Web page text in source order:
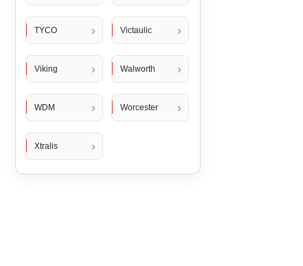
TYCO Victaulic
Viking Walworth
WDM Worcester
Xtralis